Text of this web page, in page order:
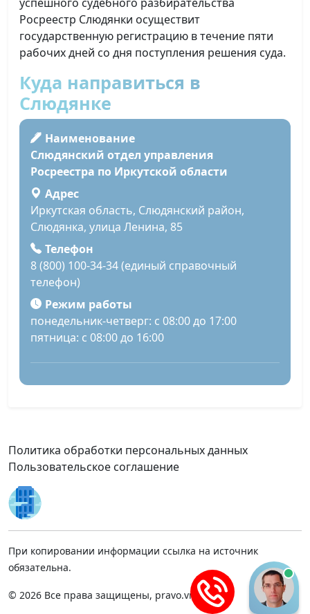
Росреестр Слюдянки осуществит
государственную регистрацию в течение пяти
рабочих дней со дня поступления решения суда.
Куда направиться в
Слюдянке
Наименование
Слюдянский отдел управления
Росреестра по Иркутской области
Адрес
Иркутская область, Слюдянский район,
Слюдянка, улица Ленина, 85
Телефон
8 (800) 100-34-34 (единый справочный
телефон)
Режим работы
понедельник-четверг: с 08:00 до 17:00
пятница: с 08:00 до 16:00
Политика обработки персональных данных
Пользовательское соглашение
При копировании информации ссылка на источник
обязательна.
© 2026 Все права защищены, pravo.vnmsk.ru.